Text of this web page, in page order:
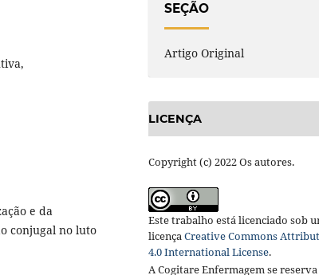
e da
conjugal no luto
SEÇÃO
Artigo Original
LICENÇA
Copyright (c) 2022 Os autores.
Este trabalho está licenciado sob
licençaCreative Commons
4.0 International License.
A Cogitare Enfermagem se